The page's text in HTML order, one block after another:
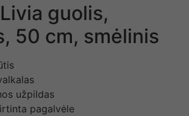
guolis,
50 cm, smėlinis
užpildas
pagalvėle